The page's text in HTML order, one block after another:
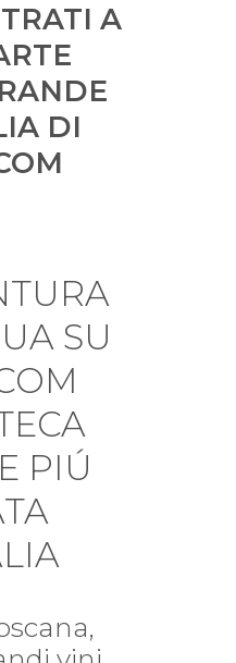
A
DI
SU
PIÚ